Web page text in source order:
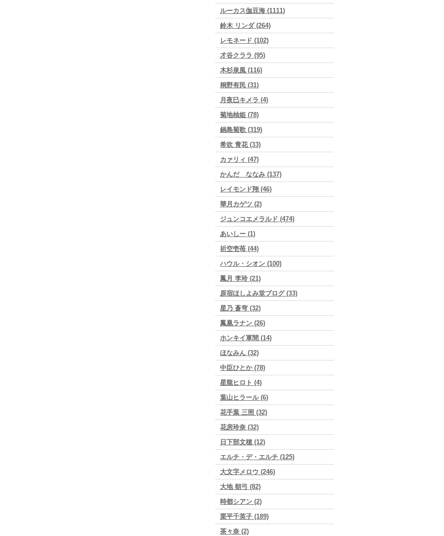
ルーカス伽豆海 (1111)
鈴木 リンダ (264)
レモネード (102)
才谷クララ (95)
木杉泉風 (116)
桐野有民 (31)
月夜巳キメラ (4)
菊地柚姫 (78)
鍋島菊歌 (319)
希吹 青花 (33)
カァリィ (47)
かんだ ななみ (137)
レイモンド翔 (46)
華月カゲツ (2)
ジュンコエメラルド (474)
あいしー (1)
祈空壱苺 (44)
ハウル・シオン (100)
鳳月 李玲 (21)
原宿ほしよみ堂ブログ (33)
星乃 蒼穹 (32)
鳳凰ラナン (26)
ホンキイ軍間 (14)
ほなみん (32)
中臣ひとか (78)
星龍ヒロト (4)
葉山ヒラール (6)
花手葉 三照 (32)
花房玲奈 (32)
日下部文穂 (12)
エルチ・デ・エルチ (125)
大文字メロウ (246)
大地 朝弓 (82)
時都シアン (2)
栗平千英子 (189)
茶々奈 (2)